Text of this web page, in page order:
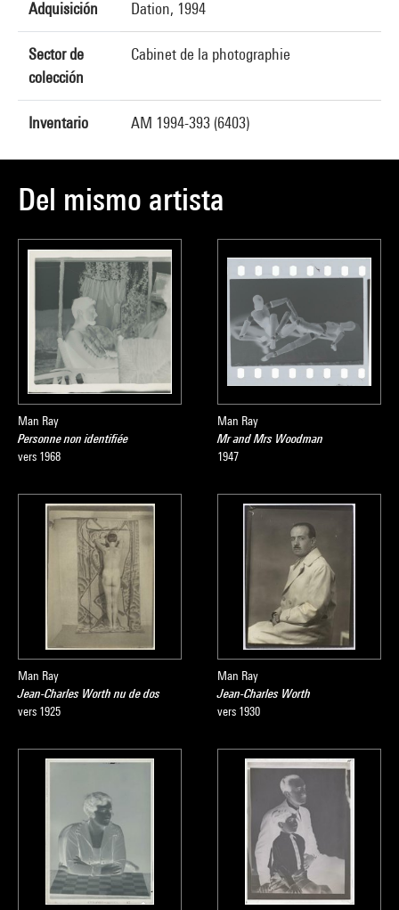
Adquisición Dation, 1994
Sector de
colección
Cabinet de la photographie
Inventario AM 1994-393 (6403)
Del mismo artista
Man Ray
Personne non identifiée
vers 1968
Man Ray
Mr and Mrs Woodman
1947
Man Ray
Jean-Charles Worth nu de dos
vers 1925
Man Ray
Jean-Charles Worth
vers 1930